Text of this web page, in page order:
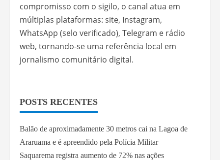
compromisso com o sigilo, o canal atua em
múltiplas plataformas: site, Instagram,
WhatsApp (selo verificado), Telegram e rádio
web, tornando-se uma referência local em
jornalismo comunitário digital.
POSTS RECENTES
Balão de aproximadamente 30 metros cai na Lagoa de
Araruama e é apreendido pela Polícia Militar
Saquarema registra aumento de 72% nas ações